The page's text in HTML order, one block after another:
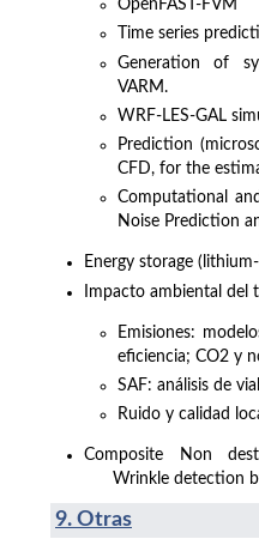
OpenFAST-FVM
Time series
Generation of
VARM.
WRF-LES-GAL
Prediction
CFD, for the
Computational
Noise Prediction
Energy storage
Impacto ambiental del
Emisiones:
eficiencia; CO2 y
SAF: análisis de
Ruido y calidad
Composite Non
Wrinkle detection
9. Otras